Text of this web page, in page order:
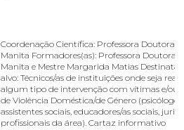
Coordenação Científica: Professora Doutora
Manita Formadores(as): Professora Doutora
Manita e Mestre Margarida Matias
alvo: Técnicos/as de instituições onde seja
algum tipo de intervenção com vítimas e/ou
de Violência Doméstica/de Género
assistentes sociais, educadores/as sociais,
profissionais da área). Cartaz informativo